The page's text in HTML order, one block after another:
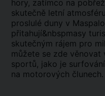
hory, zatímco na
skutečně letní
proslulé duny v
přitahují&nbspmasy
skutečným rájem pro
můžete se zde věnovat
sportů, jako je
na motorových člunech.